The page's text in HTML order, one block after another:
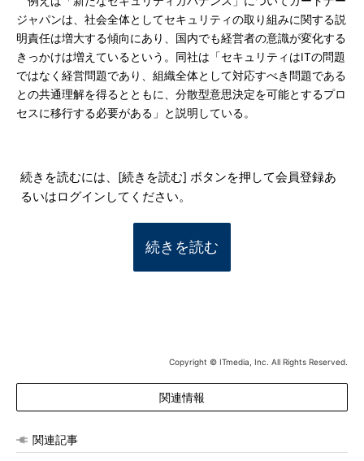
ジャパンは、社会全体としてセキュリティの取り組みに関する説
明責任は増大する傾向にあり、国内でも経営者の意識が変化する
きっかけは増えているという。同社は「セキュリティはITの問題
ではなく経営問題であり、組織全体として対応すべき問題である
との共通理解を得るとともに、分散型意思決定を可能とするプロ
セスに移行する必要がある」と説明している。
続きを読むには、[続きを読む] ボタンを押して会員登録あ
るいはログインしてください。
続きを読む
Copyright © ITmedia, Inc. All Rights Reserved.
関連情報
関連記事